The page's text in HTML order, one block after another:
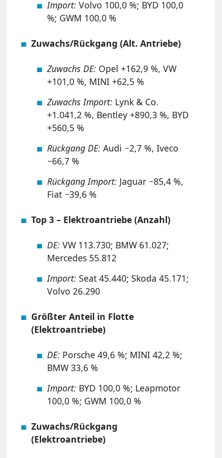
Import: Volvo 100,0 %; BYD 100,0
%; GWM 100,0 %
Zuwachs/Rückgang (Alt. Antriebe)
Zuwachs DE: Opel +162,9 %, VW
+101,0 %, MINI +62,5 %
Zuwachs Import: Lynk & Co.
+1.041,2 %, Bentley +890,3 %, BYD
+560,5 %
Rückgang DE: Audi −2,7 %, Iveco
−66,7 %
Rückgang Import: Jaguar −85,4 %,
Fiat −39,6 %
Top 3 – Elektroantriebe (Anzahl)
DE: VW 113.730; BMW 61.027;
Mercedes 55.812
Import: Seat 45.440; Skoda 45.171;
Volvo 26.290
Größter Anteil in Flotte
(Elektroantriebe)
DE: Porsche 49,6 %; MINI 42,2 %;
BMW 33,6 %
Import: BYD 100,0 %; Leapmotor
100,0 %; GWM 100,0 %
Zuwachs/Rückgang
(Elektroantriebe)